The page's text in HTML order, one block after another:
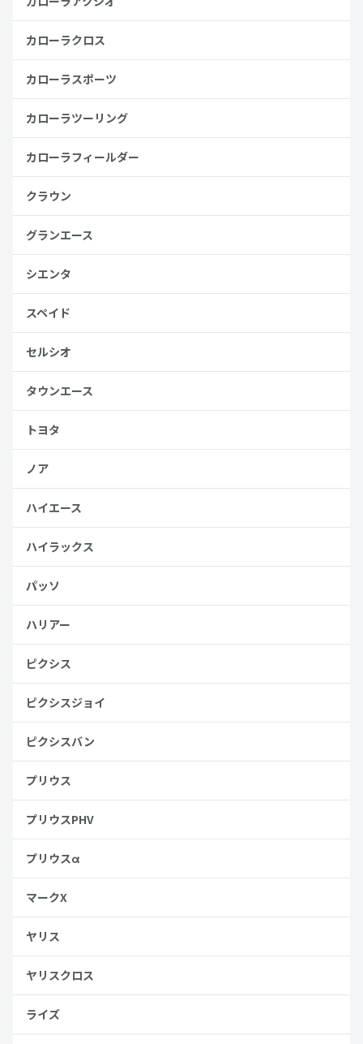
カローラクロス
カローラスポーツ
カローラツーリング
カローラフィールダー
クラウン
グランエース
シエンタ
スペイド
セルシオ
タウンエース
トヨタ
ノア
ハイエース
ハイラックス
パッソ
ハリアー
ピクシス
ピクシスジョイ
ピクシスバン
プリウス
プリウスPHV
プリウスα
マークX
ヤリス
ヤリスクロス
ライズ